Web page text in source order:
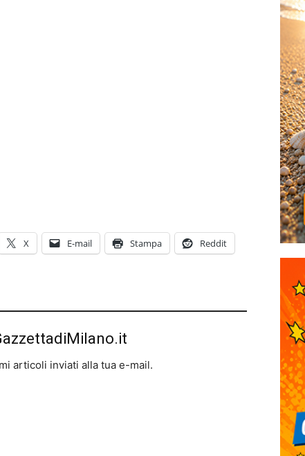
X E-mail Stampa Reddit
articoli inviati alla tua e-mail.